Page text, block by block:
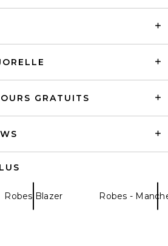
Réduction:
GRATUITS
Robes Blazer Robes -